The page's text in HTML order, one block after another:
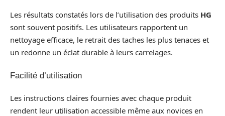
Les résultats constatés lors de l’utilisation des produits HG
sont souvent positifs. Les utilisateurs rapportent un
nettoyage efficace, le retrait des taches les plus tenaces et
un redonne un éclat durable à leurs carrelages.
Facilité d’utilisation
Les instructions claires fournies avec chaque produit
rendent leur utilisation accessible même aux novices en